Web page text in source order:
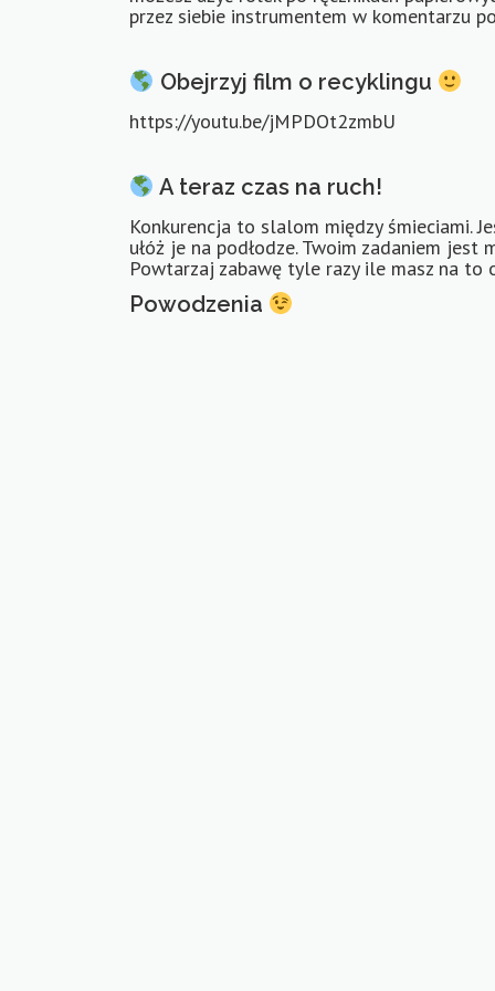
przez siebie instrumentem w komentarzu
Obejrzyj film o recyklingu
https://youtu.be/jMPDOt2zmbU
A teraz czas na ruch!
Konkurencja to slalom między śmieciami.
ułóż je na podłodze. Twoim zadaniem
Powtarzaj zabawę tyle razy ile masz na to
Powodzenia